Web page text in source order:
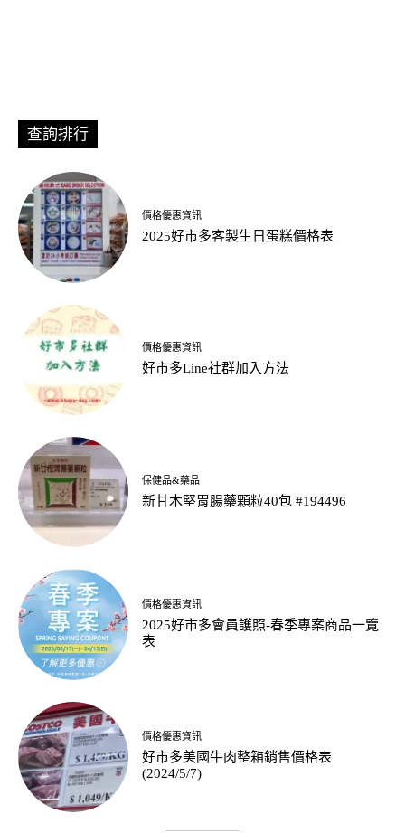
查詢排行
價格優惠資訊
2025好市多客製生日蛋糕價格表
價格優惠資訊
好市多Line社群加入方法
保健品&藥品
新甘木堅胃腸藥顆粒40包 #194496
價格優惠資訊
2025好市多會員護照-春季專案商品一覽
表
價格優惠資訊
好市多美國牛肉整箱銷售價格表
(2024/5/7)